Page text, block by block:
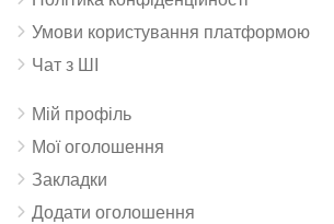
Умови користування платформою
Чат з ШІ
Мій профіль
Мої оголошення
Закладки
Додати оголошення